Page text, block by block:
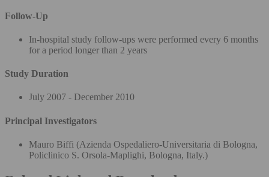
Follow-Up
In-hospital study follow-ups were performed every 6 months
for a period longer than 2 years
Study Duration
July 2007 - December 2010
Principal Investigators
Mauro Biffi (Azienda Ospedaliero-Universitaria di Bologna,
Policlinico S. Orsola-Maplighi, Bologna, Italy.)